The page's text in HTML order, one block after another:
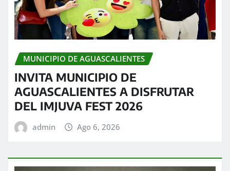
MUNICIPIO DE AGUASCALIENTES
INVITA MUNICIPIO DE
AGUASCALIENTES A DISFRUTAR
DEL IMJUVA FEST 2026
admin Ago 6, 2026